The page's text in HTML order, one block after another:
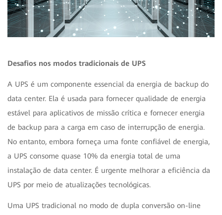
Desafios nos modos tradicionais de UPS
A UPS é um componente essencial da energia de backup do
data center. Ela é usada para fornecer qualidade de energia
estável para aplicativos de missão crítica e fornecer energia
de backup para a carga em caso de interrupção de energia.
No entanto, embora forneça uma fonte confiável de energia,
a UPS consome quase 10% da energia total de uma
instalação de data center. É urgente melhorar a eficiência da
UPS por meio de atualizações tecnológicas.
Uma UPS tradicional no modo de dupla conversão on-line